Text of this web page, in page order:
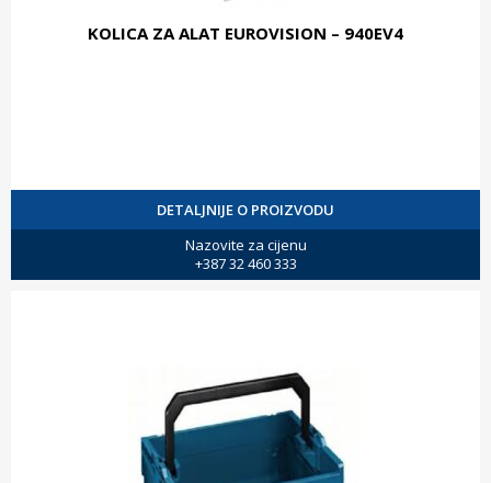
KOLICA ZA ALAT EUROVISION – 940EV4
DETALJNIJE O PROIZVODU
Nazovite za cijenu
+387 32 460 333